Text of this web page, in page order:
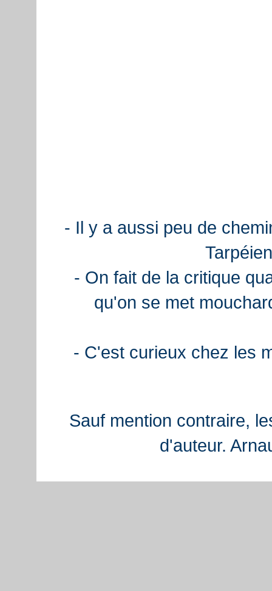
- Il y a aussi peu de
- On fait de la critique
qu'on se met
- C'est curieux chez les
Sauf mention contraire,
d'auteur.